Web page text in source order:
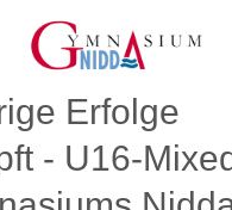
Erfolge
- U16-